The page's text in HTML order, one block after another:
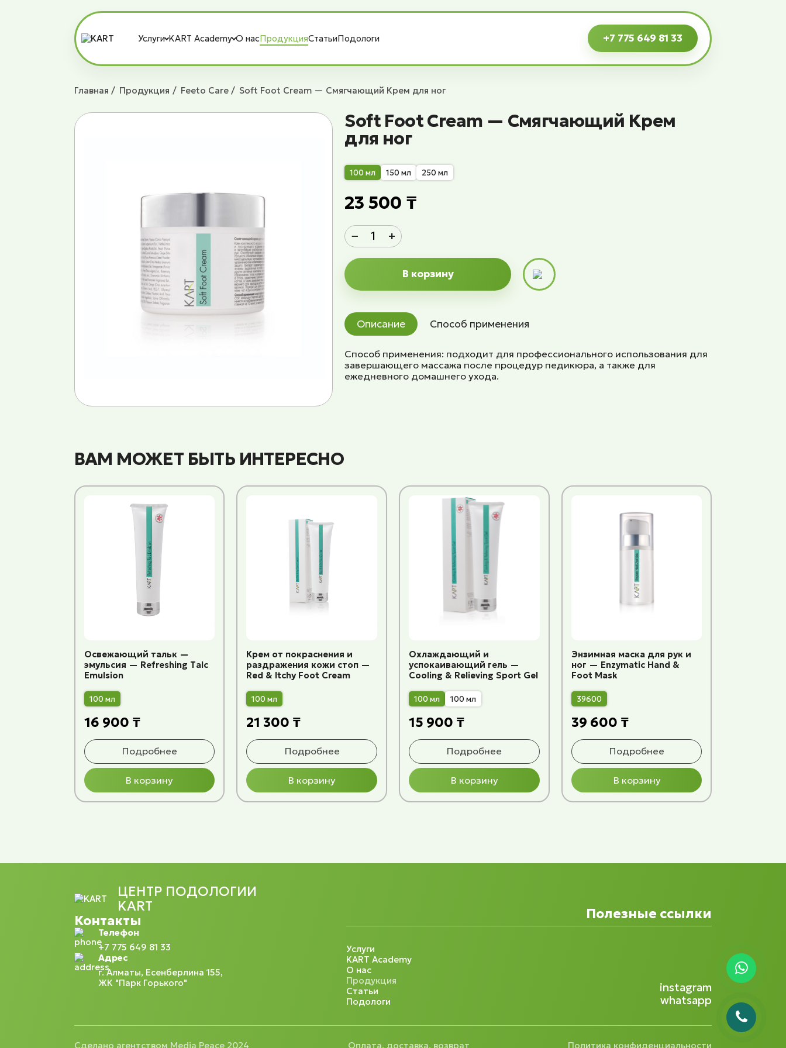
Услуги KART Academy О насПродукцияСтатьиПодологи +7 775 649 81 33
Главная Продукция Feeto Сare Soft Foot Cream — Смягчающий Крем для ног
Soft Foot Cream — Смягчающий Крем
для ног
100 мл 150 мл 250 мл
23 500 ₸
− +
В корзину
Описание Способ применения
Способ применения: подходит для профессионального использования для
завершающего массажа после процедур педикюра, а также для
ежедневного домашнего ухода.
ВАМ МОЖЕТ БЫТЬ ИНТЕРЕСНО
Освежающий тальк —
эмульсия — Refreshing Talc
Emulsion
100 мл
16 900 ₸
Подробнее
В корзину
Крем от покраснения и
раздражения кожи стоп —
Red & Itchy Foot Cream
100 мл
21 300 ₸
Подробнее
В корзину
Охлаждающий и
успокаивающий гель —
Cooling & Relieving Sport Gel
100 мл 100 мл
15 900 ₸
Подробнее
В корзину
Энзимная маска для рук и
ног — Enzymatic Hand &
Foot Mask
39600
39 600 ₸
Подробнее
В корзину
ЦЕНТР ПОДОЛОГИИ
KART
Контакты
Телефон
+7 775 649 81 33
Адрес
г. Алматы, Есенберлина 155,
ЖК "Парк Горького"
Полезные ссылки
Услуги
KART Academy
О нас
Продукция
Статьи
Подологи
instagram
whatsapp
Сделано агентством Media Peace 2024 Оплата, доставка, возврат Политика конфиденциальности